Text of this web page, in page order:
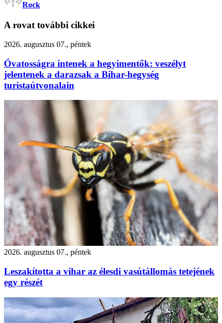
Rock
A rovat további cikkei
2026. augusztus 07., péntek
Óvatosságra intenek a hegyimentők: veszélyt
jelentenek a darazsak a Bihar-hegység
turistaútvonalain
2026. augusztus 07., péntek
Leszakította a vihar az élesdi vasútállomás tetejének
egy részét